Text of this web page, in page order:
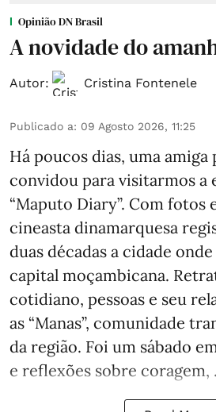
Opinião DN Brasil
A novidade do
Autor: Cristina Fontenele
Publicado a: 09 Agosto 2026, 11:25
Há poucos dias, uma
convidou para visitarmos a
“Maputo Diary”. Com fotos
cineasta dinamarquesa
duas décadas a cidade
capital moçambicana.
cotidiano, pessoas e seu
as “Manas”, comunidade
da região. Foi um sábado
e reflexões sobre coragem,